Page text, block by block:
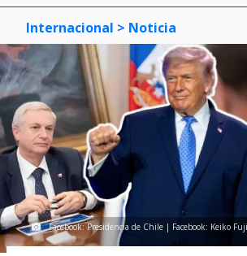
Internacional > Noticia
Facebook: Presidencia de Chile | Facebook: Keiko